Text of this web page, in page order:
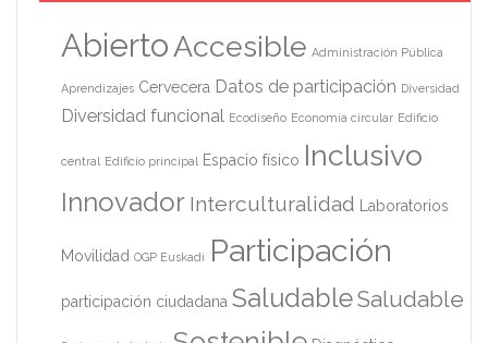
AbiertoAccesible Administración Pública
Aprendizajes Cervecera Datos de participación Diversidad
Diversidad funcional Ecodiseño Economía circular Edificio
central Edificio principal Espacio físico Inclusivo
Innovador Interculturalidad Laboratorios
Movilidad OGP Euskadi Participación
participación ciudadana SaludableSaludable